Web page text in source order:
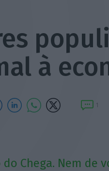
à
1
Chega. Nem de